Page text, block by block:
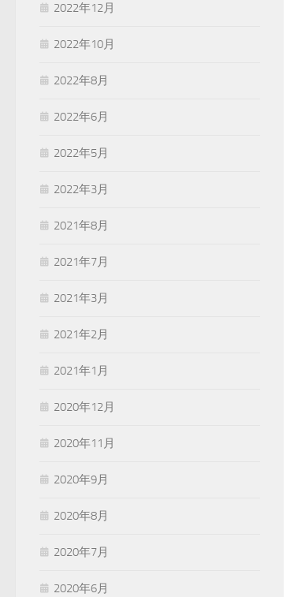
2022年12月
2022年10月
2022年8月
2022年6月
2022年5月
2022年3月
2021年8月
2021年7月
2021年3月
2021年2月
2021年1月
2020年12月
2020年11月
2020年9月
2020年8月
2020年7月
2020年6月